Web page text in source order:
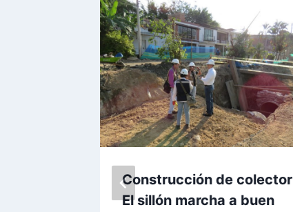
Construcción de colector
El sillón marcha a buen